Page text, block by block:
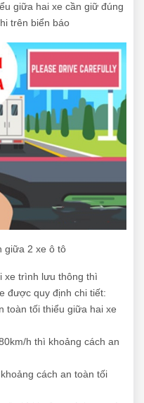
giữa hai xe cần giữ đúng
trên biển báo
giữa 2 xe ô tô
xe trình lưu thông thì
được quy định chi tiết:
toàn tối thiểu giữa hai xe
h thì khoảng cách an
cách an toàn tối